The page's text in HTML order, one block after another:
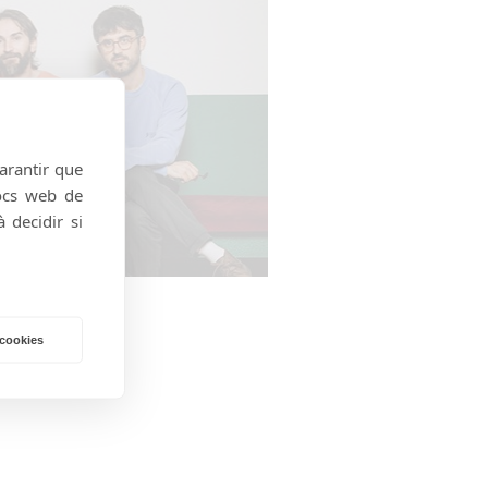
que
web de
decidir si